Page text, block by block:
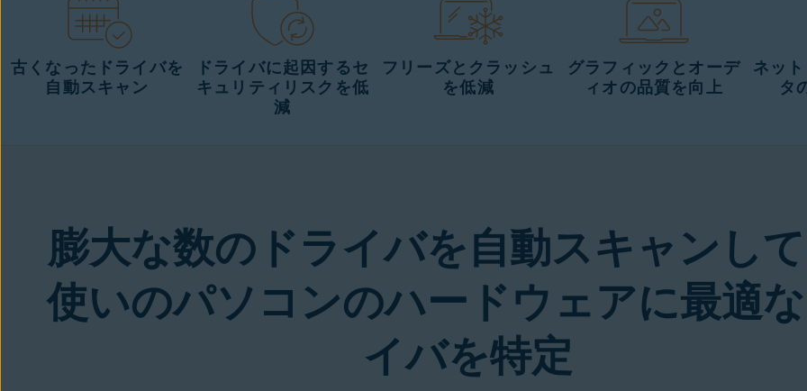
古くなったドライバを
自動スキャン
ドライバに起因するセ
キュリティリスクを低
減
フリーズとクラッシュ
を低減
グラフィックとオーデ
ィオの品質を向上
ネッ
タ
膨大な数のドライバを自動スキャンし
使いのパソコンのハードウェアに最適
イバを特定